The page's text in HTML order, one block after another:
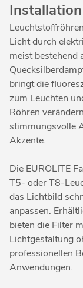
Licht durch
meist bestehend
bringt die
zum Leuchten
Röhren
stimmungsvolle
Akzente.
Die EUROLITE
T5- oder T8-
das Lichtbild
anpassen.
bieten die Filter
Lichtgestaltung
professionellen
Anwendungen.